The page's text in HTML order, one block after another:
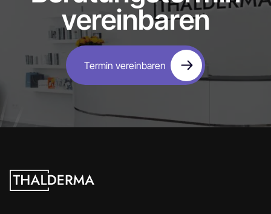
vereinbaren
Termin vereinbaren